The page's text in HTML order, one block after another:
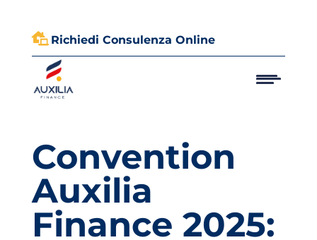
 Richiedi Consulenza Online
Convention
Auxilia
Finance 2025: